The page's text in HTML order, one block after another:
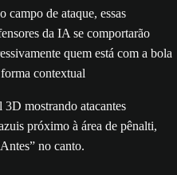
campo de ataque, essas
da IA se comportarão
quem está com a bola
contextual